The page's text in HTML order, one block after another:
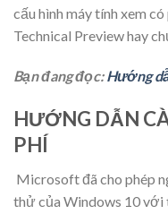
cấu hình máy tính xem
Technical Preview hay
Bạn đang đọc:Hướng
HƯỚNG DẪN
PHÍ
Microsoft đã cho phép
thử của Windows 10 với